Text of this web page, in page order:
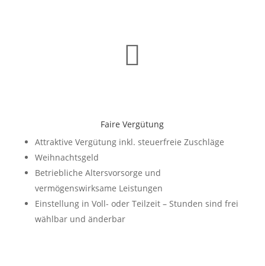

Faire Vergütung
Attraktive Vergütung inkl. steuerfreie Zuschläge
Weihnachtsgeld
Betriebliche Altersvorsorge und
vermögenswirksame Leistungen
Einstellung in Voll- oder Teilzeit – Stunden sind frei
wählbar und änderbar